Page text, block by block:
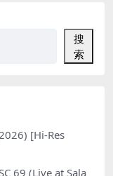
搜
索
[Hi-Res
69 (Live at Sala